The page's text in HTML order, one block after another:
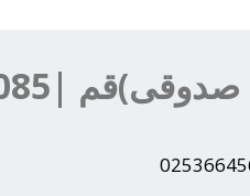
02536645610